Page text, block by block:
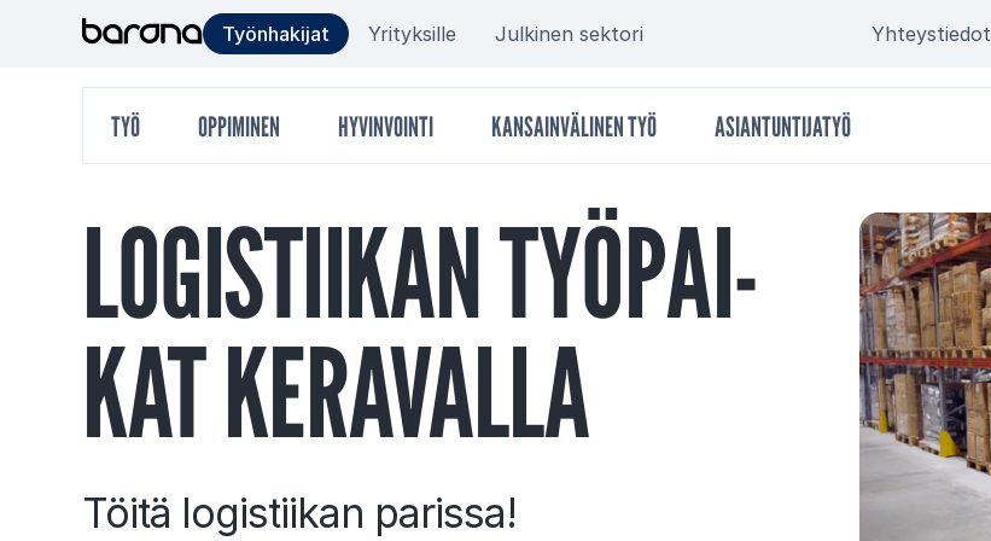
sisältöön
Target
group
menu
Työnhakijat Yrityksille Julkinen sektori SecondaryYhteystiedot
Päävalikko
TYÖ OPPIMINEN HYVINVOINTI KANSAINVÄLINEN TYÖ ASIANTUNTIJATYÖ
LO­GIS­TII­KAN TYÖ­PAI­
KAT KE­RA­VAL­LA
Töitä logistiikan parissa!